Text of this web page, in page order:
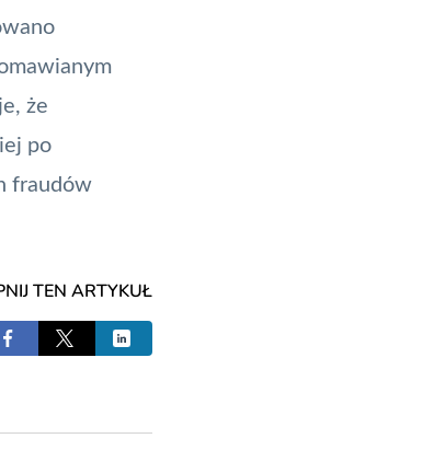
że
po
fraudów
TEN ARTYKUŁ